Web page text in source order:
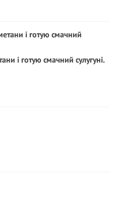
і готую смачний сулугуні.